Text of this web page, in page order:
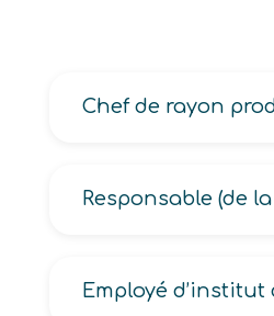
Employé d’institut